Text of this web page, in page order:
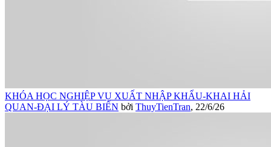
KHÓA HỌC NGHIỆP VỤ XUẤT NHẬP KHẨU-KHAI HẢI
QUAN-ĐẠI LÝ TÀU BIỂN bởi ThuyTienTran, 22/6/26